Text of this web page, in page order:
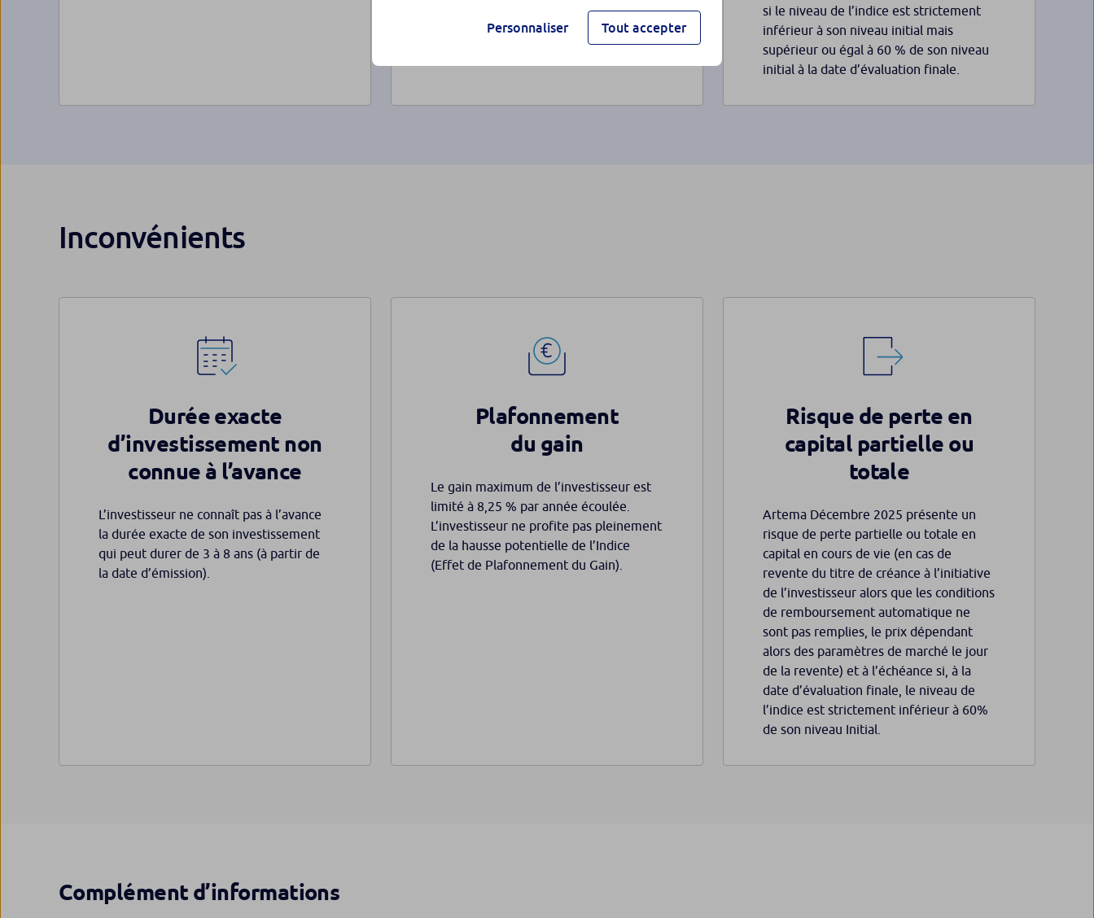
si le niveau de l’indice est strictement
inférieur à son niveau initial mais
supérieur ou égal à 60 % de son niveau
initial à la date d’évaluation finale.
Inconvénients
Durée exacte
d’investissement non
connue à l’avance
L’investisseur ne connaît pas à l’avance
la durée exacte de son investissement
qui peut durer de 3 à 8 ans (à partir de
la date d’émission).
Plafonnement
du gain
Le gain maximum de l’investisseur est
limité à 8,25 % par année écoulée.
L’investisseur ne profite pas pleinement
de la hausse potentielle de l’Indice
(Effet de Plafonnement du Gain).
Risque de perte en
capital partielle ou
totale
Artema Décembre 2025 présente un
risque de perte partielle ou totale en
capital en cours de vie (en cas de
revente du titre de créance à l’initiative
de l’investisseur alors que les conditions
de remboursement automatique ne
sont pas remplies, le prix dépendant
alors des paramètres de marché le jour
de la revente) et à l’échéance si, à la
date d’évaluation finale, le niveau de
l’indice est strictement inférieur à 60%
de son niveau Initial.
Complément d’informations
Personnaliser Tout accepter